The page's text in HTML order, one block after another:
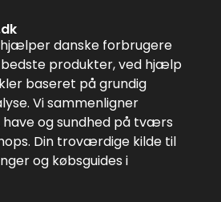
hjælper danske forbrugere
produkter, ved hjælp
baseret på grundig
Vi sammenligner
have og sundhed på tværs
Din troværdige kilde til
og købsguides i